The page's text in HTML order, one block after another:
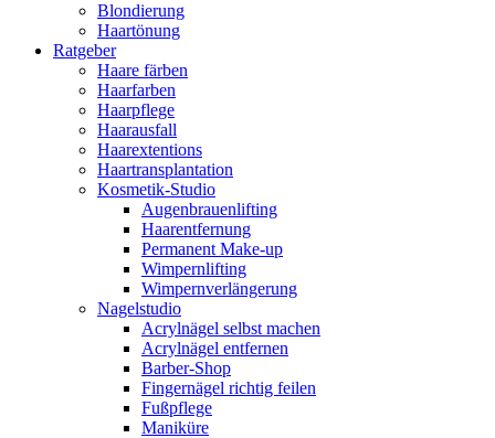
Blondierung
Haartönung
Ratgeber
Haare färben
Haarfarben
Haarpflege
Haarausfall
Haarextentions
Haartransplantation
Kosmetik-Studio
Augenbrauenlifting
Haarentfernung
Permanent Make-up
Wimpernlifting
Wimpernverlängerung
Nagelstudio
Acrylnägel selbst machen
Acrylnägel entfernen
Barber-Shop
Fingernägel richtig feilen
Fußpflege
Maniküre